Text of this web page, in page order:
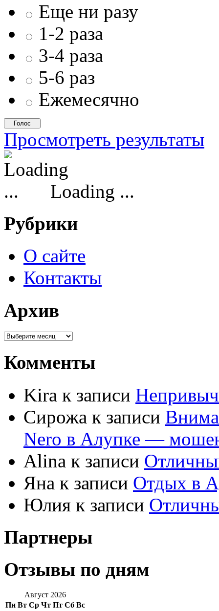
Еще ни разу
1-2 раза
3-4 раза
5-6 раз
Ежемесячно
Просмотреть результаты
Loading ...
Рубрики
О сайте
Контакты
Архив
Комменты
Kira к записи
Сирожа к записи
Nero в Алупке —
Alina к записи
Яна к записи Отдых в
Юлия к записи
Партнеры
Отзывы по дням
Август 2026
Пн Вт Ср Чт Пт Сб Вс